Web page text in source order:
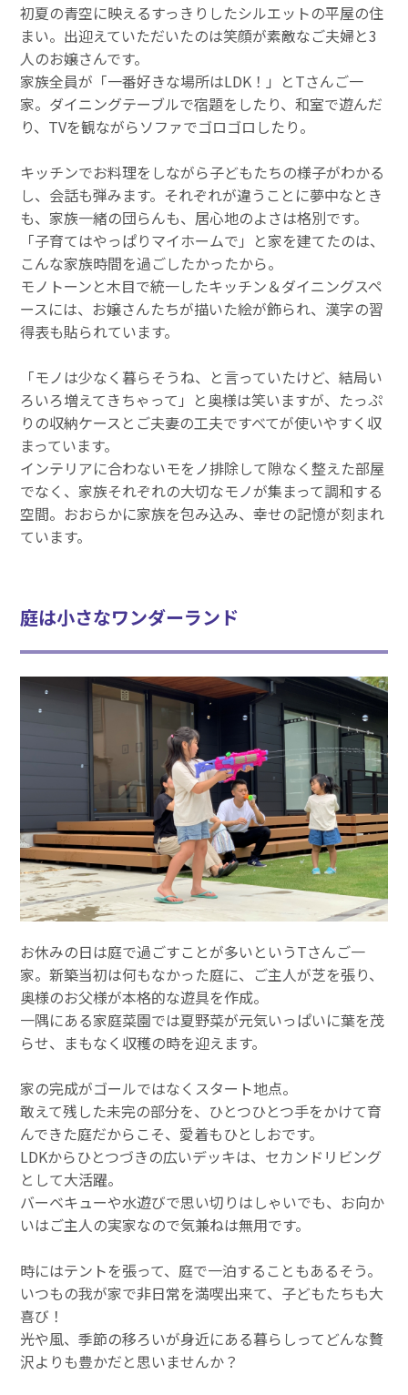
初夏の青空に映えるすっきりしたシルエットの平屋の住
まい。出迎えていただいたのは笑顔が素敵なご夫婦と3
人のお嬢さんです。
家族全員が「一番好きな場所はLDK！」とTさんご一
家。ダイニングテーブルで宿題をしたり、和室で遊んだ
り、TVを観ながらソファでゴロゴロしたり。
キッチンでお料理をしながら子どもたちの様子がわかる
し、会話も弾みます。それぞれが違うことに夢中なとき
も、家族一緒の団らんも、居心地のよさは格別です。
「子育てはやっぱりマイホームで」と家を建てたのは、
こんな家族時間を過ごしたかったから。
モノトーンと木目で統一したキッチン＆ダイニングスペ
ースには、お嬢さんたちが描いた絵が飾られ、漢字の習
得表も貼られています。
「モノは少なく暮らそうね、と言っていたけど、結局い
ろいろ増えてきちゃって」と奥様は笑いますが、たっぷ
りの収納ケースとご夫妻の工夫ですべてが使いやすく収
まっています。
インテリアに合わないモをノ排除して隙なく整えた部屋
でなく、家族それぞれの大切なモノが集まって調和する
空間。おおらかに家族を包み込み、幸せの記憶が刻まれ
ています。
庭は小さなワンダーランド
お休みの日は庭で過ごすことが多いというTさんご一
家。新築当初は何もなかった庭に、ご主人が芝を張り、
奥様のお父様が本格的な遊具を作成。
一隅にある家庭菜園では夏野菜が元気いっぱいに葉を茂
らせ、まもなく収穫の時を迎えます。
家の完成がゴールではなくスタート地点。
敢えて残した未完の部分を、ひとつひとつ手をかけて育
んできた庭だからこそ、愛着もひとしおです。
LDKからひとつづきの広いデッキは、セカンドリビング
として大活躍。
バーベキューや水遊びで思い切りはしゃいでも、お向か
いはご主人の実家なので気兼ねは無用です。
時にはテントを張って、庭で一泊することもあるそう。
いつもの我が家で非日常を満喫出来て、子どもたちも大
喜び！
光や風、季節の移ろいが身近にある暮らしってどんな贅
沢よりも豊かだと思いませんか？